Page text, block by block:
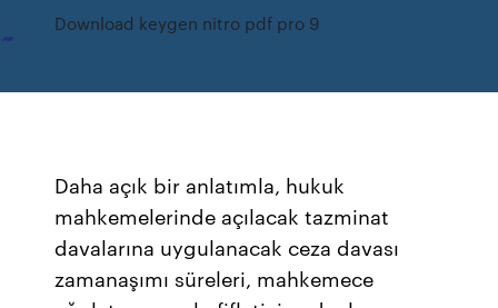
Download keygen nitro pdf pro 9
Daha açık bir anlatımla, hukuk
mahkemelerinde açılacak tazminat
davalarına uygulanacak ceza davası
zamanaşımı süreleri, mahkemece